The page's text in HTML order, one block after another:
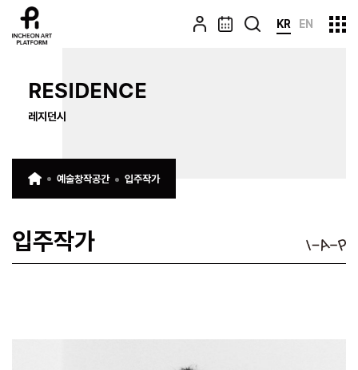
KR EN
RESIDENCE
레지던시
예술창작공간 입주작가
입주작가